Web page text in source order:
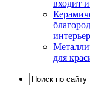
входит
для